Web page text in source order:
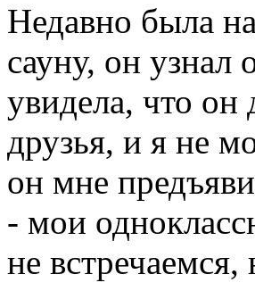
Недавно была
сауну, он узнал
увидела, что
друзья, и я не
он мне
- мои
не